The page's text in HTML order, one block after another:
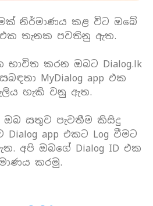
නිර්මාණය කළ විට ඔබේ
තැනක පවතිනු ඇත.
භාවිත කරන ඔබට Dialog.lk
MyDialog app එක
හැකි වනු ඇත.
ඔබ සතුව පැවතීම කිසිදු
app එකට Log වීමට
අපි ඔබගේ Dialog ID එක
කරමු.